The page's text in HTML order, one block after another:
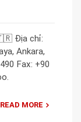
Địa chỉ:
Ankara,
Fax: +90
READ MORE